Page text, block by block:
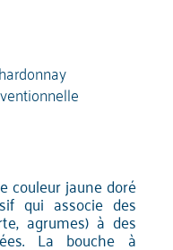
couleur jaune doré
qui associe des
agrumes) à des
La bouche à